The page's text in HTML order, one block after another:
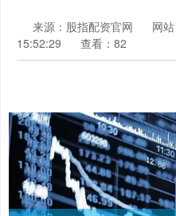
来源：股指配资官网 网
15:52:29
查看：82